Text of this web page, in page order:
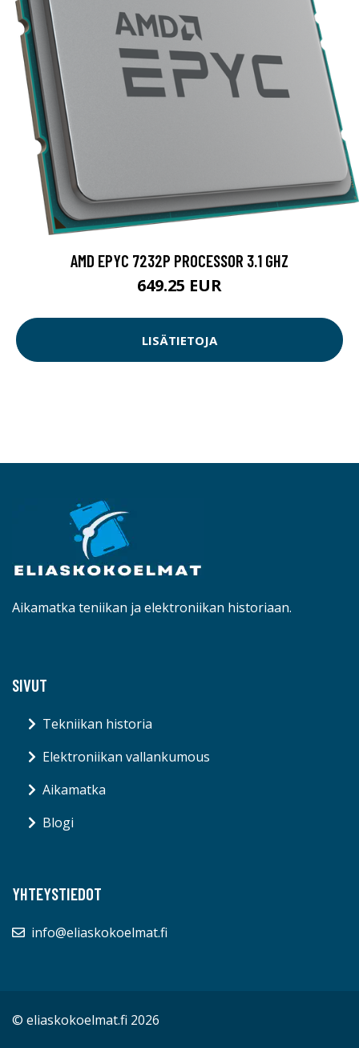
AMD EPYC 7232P PROCESSOR 3.1 GHZ
649.25 EUR
LISÄTIETOJA
Aikamatka teniikan ja elektroniikan historiaan.
SIVUT
Tekniikan historia
Elektroniikan vallankumous
Aikamatka
Blogi
YHTEYSTIEDOT
info@eliaskokoelmat.fi
© eliaskokoelmat.fi 2026